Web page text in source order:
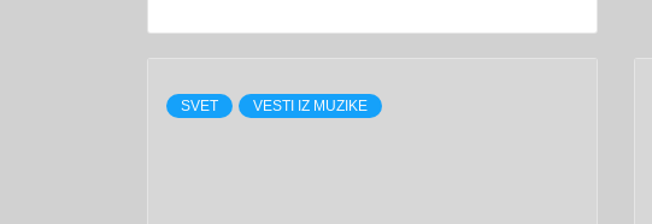
SVET VESTI IZ MUZIKE